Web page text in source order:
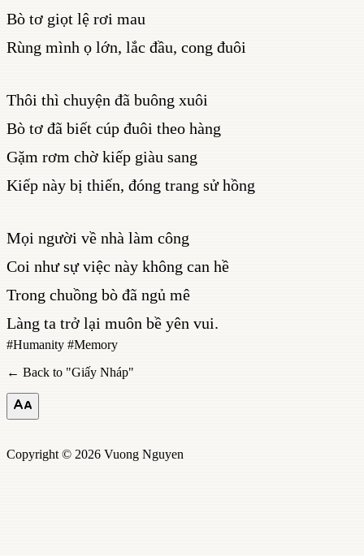
Bò tơ giọt lệ rơi mau
Rùng mình ọ lớn, lắc đầu, cong đuôi
Thôi thì chuyện đã buông xuôi
Bò tơ đã biết cúp đuôi theo hàng
Gặm rơm chờ kiếp giàu sang
Kiếp này bị thiến, đóng trang sử hồng
Mọi người về nhà làm công
Coi như sự việc này không can hề
Trong chuồng bò đã ngủ mê
Làng ta trở lại muôn bề yên vui.
#Humanity #Memory
← Back to "Giấy Nháp"
Copyright © 2026 Vuong Nguyen